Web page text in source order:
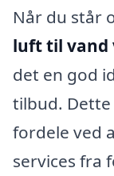
Når du står
luft til vand
det en god
tilbud.
fordele ved
services fra